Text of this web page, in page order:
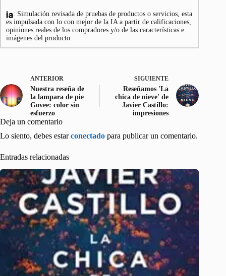
: Simulación revisada de pruebas de productos o servicios, esta
es impulsada con lo con mejor de la IA a partir de calificaciones,
opiniones reales de los compradores y/o de las características e
imágenes del producto.
ANTERIOR
Nuestra reseña de
la lampara de pie
Govee: color sin
esfuerzo
SIGUIENTE
Reseñamos 'La
chica de nieve' de
Javier Castillo:
impresiones
Deja un comentario
Lo siento, debes estarconectado para publicar un comentario.
Entradas relacionadas